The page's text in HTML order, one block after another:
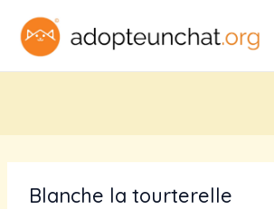
contenu
Blanche la tourterelle